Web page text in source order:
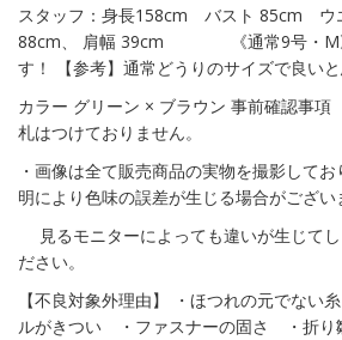
スタッフ：身長158cm バスト 85cm ウ
88cm、 肩幅 39cm 《通常9号・M
す！ 【参考】通常どうりのサイズで良いと
カラー グリーン × ブラウン 事前確認事項
札はつけておりません。
・画像は全て販売商品の実物を撮影して
明により色味の誤差が生じる場合がござい
見るモニターによっても違いが生じてし
ださい。
【不良対象外理由】 ・ほつれの元でない
ルがきつい ・ファスナーの固さ ・折